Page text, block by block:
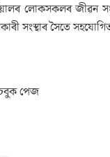
লোকসকলৰ জীৱন
সংস্থাৰ সৈতে
পেজ